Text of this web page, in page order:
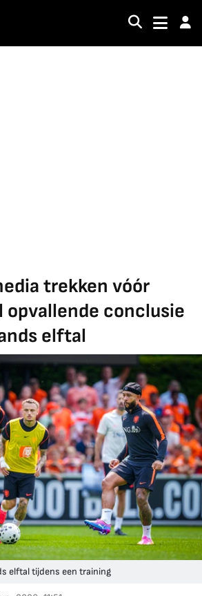
trekken vóór
opvallende conclusie
elftal
elftal tijdens een training